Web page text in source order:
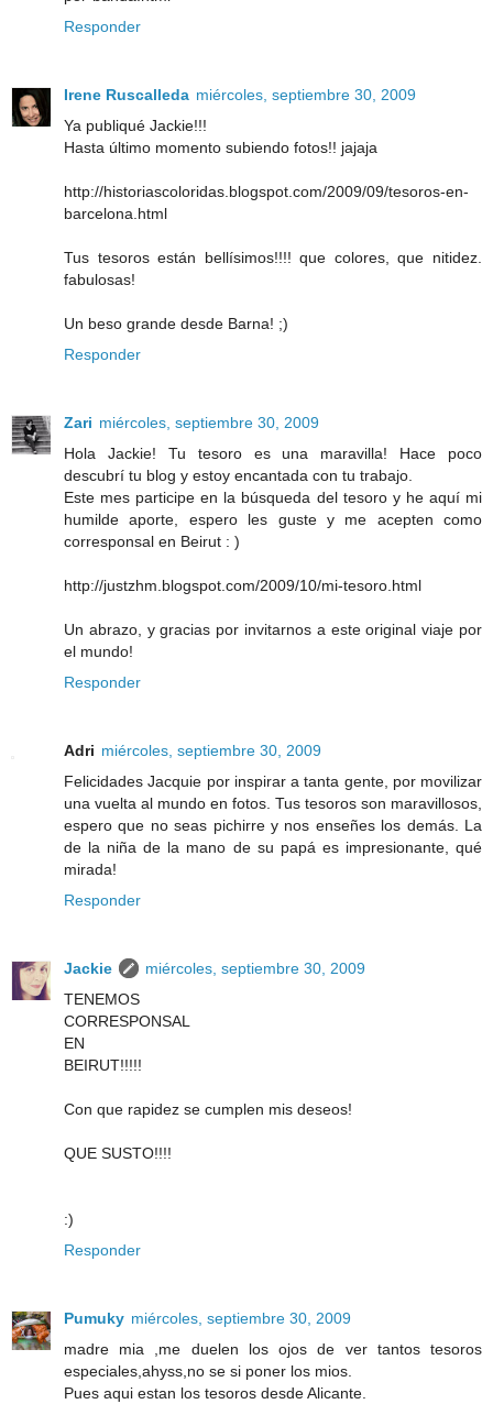
Responder
Irene Ruscalleda miércoles, septiembre 30, 2009
Ya publiqué Jackie!!!
Hasta último momento subiendo fotos!! jajaja
http://historiascoloridas.blogspot.com/2009/09/tesoros-en-
barcelona.html
Tus tesoros están bellísimos!!!! que colores, que nitidez.
fabulosas!
Un beso grande desde Barna! ;)
Responder
Zari miércoles, septiembre 30, 2009
Hola Jackie! Tu tesoro es una maravilla! Hace poco
descubrí tu blog y estoy encantada con tu trabajo.
Este mes participe en la búsqueda del tesoro y he aquí mi
humilde aporte, espero les guste y me acepten como
corresponsal en Beirut : )
http://justzhm.blogspot.com/2009/10/mi-tesoro.html
Un abrazo, y gracias por invitarnos a este original viaje por
el mundo!
Responder
Adri miércoles, septiembre 30, 2009
Felicidades Jacquie por inspirar a tanta gente, por movilizar
una vuelta al mundo en fotos. Tus tesoros son maravillosos,
espero que no seas pichirre y nos enseñes los demás. La
de la niña de la mano de su papá es impresionante, qué
mirada!
Responder
Jackie
miércoles, septiembre 30, 2009
TENEMOS
CORRESPONSAL
EN
BEIRUT!!!!!
Con que rapidez se cumplen mis deseos!
QUE SUSTO!!!!
:)
Responder
Pumuky miércoles, septiembre 30, 2009
madre mia ,me duelen los ojos de ver tantos tesoros
especiales,ahyss,no se si poner los mios.
Pues aqui estan los tesoros desde Alicante.